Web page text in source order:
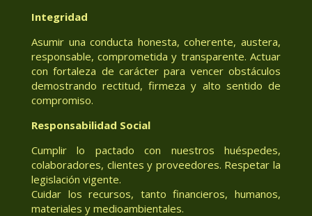
Integridad
Asumir una conducta honesta, coherente, austera,
responsable, comprometida y transparente. Actuar
con fortaleza de carácter para vencer obstáculos
demostrando rectitud, firmeza y alto sentido de
compromiso.
Responsabilidad Social
Cumplir lo pactado con nuestros huéspedes,
colaboradores, clientes y proveedores. Respetar la
legislación vigente.
Cuidar los recursos, tanto financieros, humanos,
materiales y medioambientales.